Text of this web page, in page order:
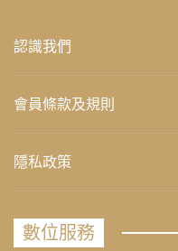
認識我們
會員條款及規則
隱私政策
數位服務